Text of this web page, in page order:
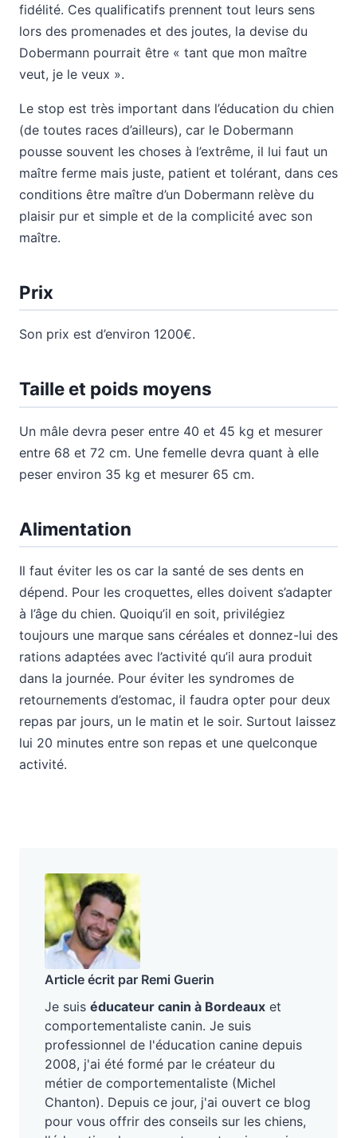
fidélité. Ces qualificatifs prennent tout leurs sens
lors des promenades et des joutes, la devise du
Dobermann pourrait être « tant que mon maître
veut, je le veux ».
Le stop est très important dans l’éducation du chien
(de toutes races d’ailleurs), car le Dobermann
pousse souvent les choses à l’extrême, il lui faut un
maître ferme mais juste, patient et tolérant, dans ces
conditions être maître d’un Dobermann relève du
plaisir pur et simple et de la complicité avec son
maître.
Prix
Son prix est d’environ 1200€.
Taille et poids moyens
Un mâle devra peser entre 40 et 45 kg et mesurer
entre 68 et 72 cm. Une femelle devra quant à elle
peser environ 35 kg et mesurer 65 cm.
Alimentation
Il faut éviter les os car la santé de ses dents en
dépend. Pour les croquettes, elles doivent s’adapter
à l’âge du chien. Quoiqu’il en soit, privilégiez
toujours une marque sans céréales et donnez-lui des
rations adaptées avec l’activité qu’il aura produit
dans la journée. Pour éviter les syndromes de
retournements d’estomac, il faudra opter pour deux
repas par jours, un le matin et le soir. Surtout laissez
lui 20 minutes entre son repas et une quelconque
activité.
Article écrit par Remi Guerin
Je suis éducateur canin à Bordeaux et
comportementaliste canin. Je suis
professionnel de l'éducation canine depuis
2008, j'ai été formé par le créateur du
métier de comportementaliste (Michel
Chanton). Depuis ce jour, j'ai ouvert ce blog
pour vous offrir des conseils sur les chiens,